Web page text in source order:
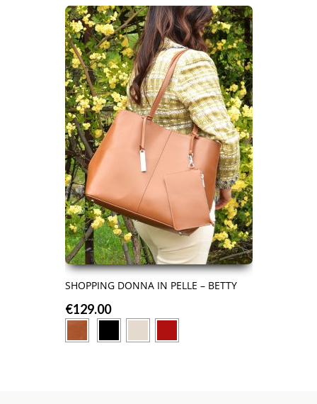
SHOPPING DONNA IN PELLE – BETTY
€129.00